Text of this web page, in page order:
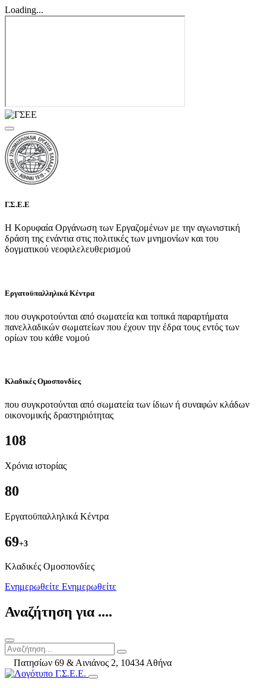
Loading...
Γ.Σ.Ε.Ε
Η Κορυφαία Οργάνωση των Εργαζομένων με την αγωνιστική
δράση της ενάντια στις πολιτικές των μνημονίων και του
δογματικού νεοφιλελευθερισμού
Εργατοϋπαλληλικά Κέντρα
που συγκροτούνται από σωματεία και τοπικά παραρτήματα
πανελλαδικών σωματείων που έχουν την έδρα τους εντός των
ορίων του κάθε νομού
Κλαδικές Ομοσπονδίες
που συγκροτούνται από σωματεία των ίδιων ή συναφών κλάδων
οικονομικής δραστηριότητας
108
Χρόνια ιστορίας
80
Εργατοϋπαλληλικά Κέντρα
69+3
Kλαδικές Ομοσπονδίες
Ενημερωθείτε Ενημερωθείτε
Αναζήτηση για ....
Πατησίων 69 & Αινιάνος 2, 10434 Αθήνα